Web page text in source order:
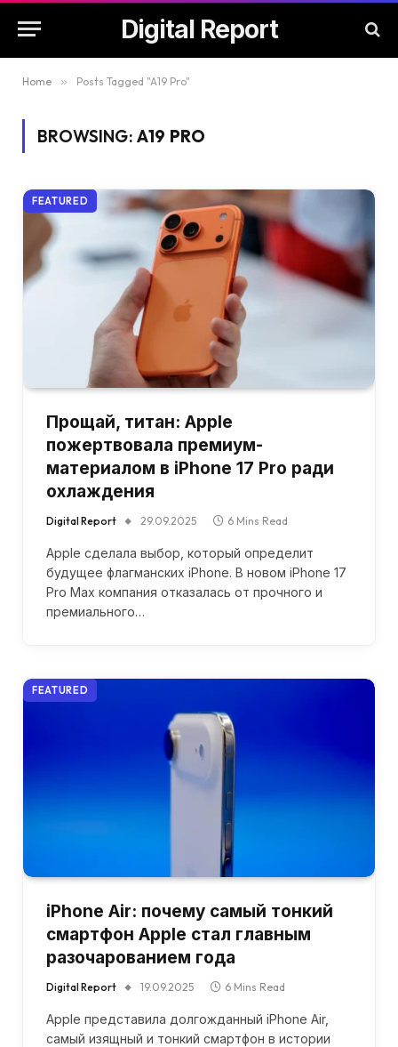
Digital Report
Home » Posts Tagged "A19 Pro"
BROWSING: A19 PRO
FEATURED
Прощай, титан: Apple
пожертвовала премиум-
материалом в iPhone 17 Pro ради
охлаждения
Digital Report 29.09.2025 6 Mins Read
Apple сделала выбор, который определит
будущее флагманских iPhone. В новом iPhone 17
Pro Max компания отказалась от прочного и
премиального…
FEATURED
iPhone Air: почему самый тонкий
смартфон Apple стал главным
разочарованием года
Digital Report 19.09.2025 6 Mins Read
Apple представила долгожданный iPhone Air,
самый изящный и тонкий смартфон в истории